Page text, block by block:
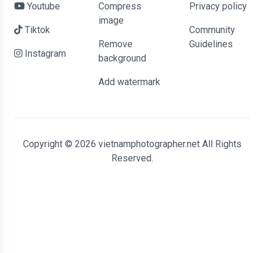
Youtube
Tiktok
Instagram
Compress
image
Remove
background
Add watermark
Privacy policy
Community
Guidelines
Copyright © 2026 vietnamphotographer.net All Rights
Reserved.